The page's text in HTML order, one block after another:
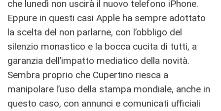
che lunedì non uscirà il nuovo telefono iPhone.
Eppure in questi casi Apple ha sempre adottato
la scelta del non parlarne, con l’obbligo del
silenzio monastico e la bocca cucita di tutti, a
garanzia dell’impatto mediatico della novità.
Sembra proprio che Cupertino riesca a
manipolare l’uso della stampa mondiale, anche in
questo caso, con annunci e comunicati ufficiali